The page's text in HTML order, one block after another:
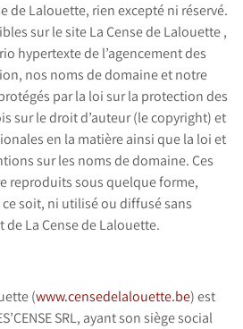
de Lalouette, rien excepté ni réservé.
sur le site La Cense de Lalouette ,
hypertexte de l’agencement des
nos noms de domaine et notre
par la loi sur la protection des
sur le droit d’auteur (le copyright) et
en la matière ainsi que la loi et
sur les noms de domaine. Ces
reproduits sous quelque forme,
soit, ni utilisé ou diffusé sans
de La Cense de Lalouette.
(www.censedelalouette.be) est
SRL, ayant son siège social